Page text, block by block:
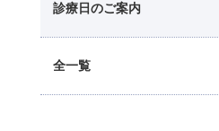
診療日のご案内
全一覧